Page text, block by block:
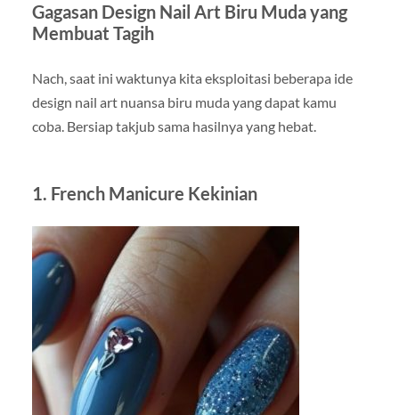
Gagasan Design Nail Art Biru Muda yang
Membuat Tagih
Nach, saat ini waktunya kita eksploitasi beberapa ide
design nail art nuansa biru muda yang dapat kamu
coba. Bersiap takjub sama hasilnya yang hebat.
1. French Manicure Kekinian